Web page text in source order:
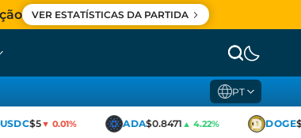
VER ESTATÍSTICAS DA PARTIDA
PT
$5▼ 0.01% ADA$0.8471▲ 4.22% DOGE